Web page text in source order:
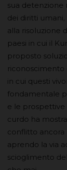
sua detenzione
dei diritti
alla risoluzione
paesi in cui il
proposto
riconoscimento
in cui questi
fondamentale
e le prospettive
curdo ha
conflitto ancora
aprendo la via
scioglimento